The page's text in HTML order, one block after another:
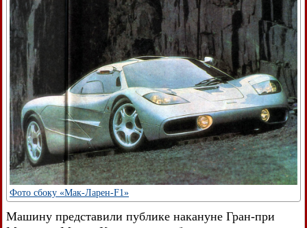
Фото сбоку «Мак-Ларен-F1»
Машину представили публике накануне Гран-при